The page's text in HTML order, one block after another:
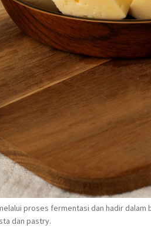
proses fermentasi dan hadir
dan pastry.